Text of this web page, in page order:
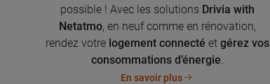
possible ! Avec les solutions Drivia with
Netatmo, en neuf comme en rénovation,
rendez votre logement connecté et gérez vos
consommations d’énergie.
En savoir plus